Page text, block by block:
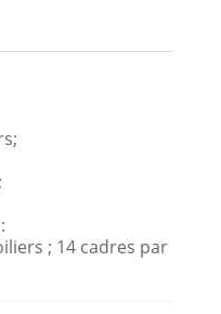
; 14 cadres par